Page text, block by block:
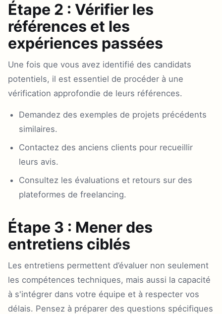
Étape 2 : Vérifier les
références et les
expériences passées
Une fois que vous avez identifié des candidats
potentiels, il est essentiel de procéder à une
vérification approfondie de leurs références.
Demandez des exemples de projets précédents
similaires.
Contactez des anciens clients pour recueillir
leurs avis.
Consultez les évaluations et retours sur des
plateformes de freelancing.
Étape 3 : Mener des
entretiens ciblés
Les entretiens permettent d’évaluer non seulement
les compétences techniques, mais aussi la capacité
à s'intégrer dans votre équipe et à respecter vos
délais. Pensez à préparer des questions spécifiques